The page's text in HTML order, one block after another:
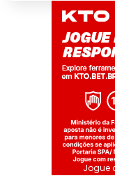
Jogue